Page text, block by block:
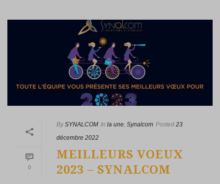
0
By SYNALCOM In la une, Synalcom Posted 23
décembre 2022
MEILLEURS VOEUX
2023 – SYNALCOM